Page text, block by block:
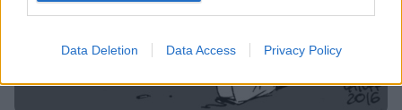
Data Deletion Data Access Privacy Policy